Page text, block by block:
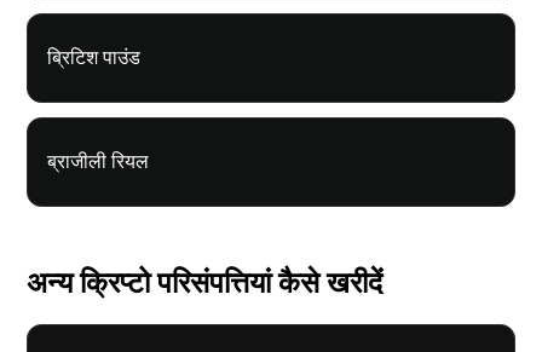
ब्रिटिश पाउंड
ब्राजीली रियल
अन्य क्रिप्टो परिसंपत्तियां कैसे खरीदें